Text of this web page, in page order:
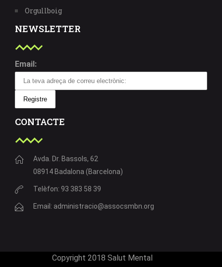
Orgullboig
NEWSLETTER
Email:
CONTACTE
Avda. Dr. Bassols, 62
08914 Badalona (Barcelona)
Telèfon: 93 383 58 39
Email: administracio@assocsmbn.org
Copyright 2018 Salut Mental